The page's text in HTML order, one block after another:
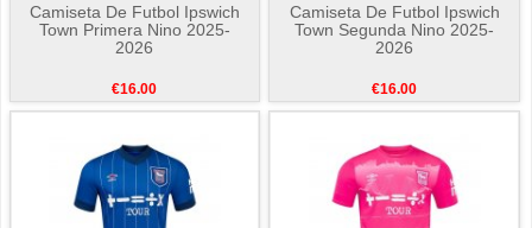
Camiseta De Futbol Ipswich
Town Primera Nino 2025-
2026
€16.00
Camiseta De Futbol Ipswich
Town Segunda Nino 2025-
2026
€16.00